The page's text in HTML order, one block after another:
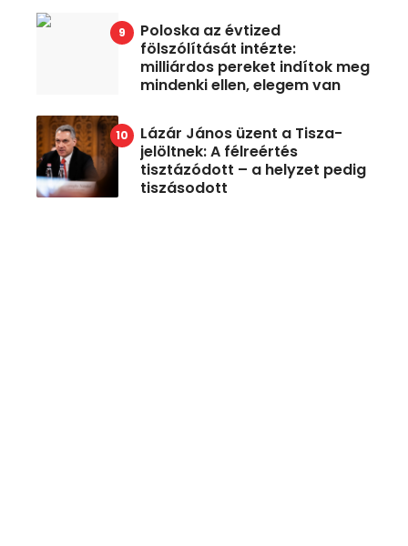
Poloska az évtized
fölszólítását intézte:
milliárdos pereket indítok meg
mindenki ellen, elegem van
Lázár János üzent a Tisza-
jelöltnek: A félreértés
tisztázódott – a helyzet pedig
tiszásodott